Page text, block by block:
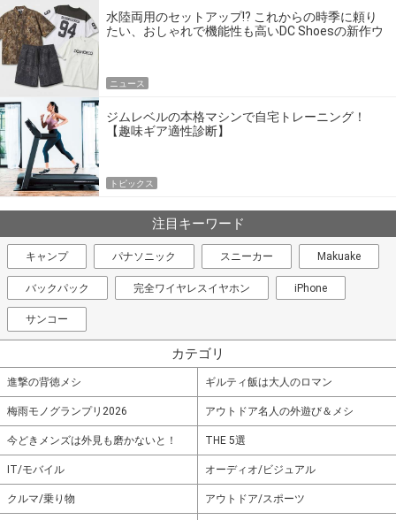
水陸両用のセットアップ!? これからの時季に頼り
たい、おしゃれで機能性も高いDC Shoesの新作ウ
ニュース
ジムレベルの本格マシンで自宅トレーニング！
【趣味ギア適性診断】
トピックス
注目キーワード
キャンプ パナソニック スニーカー Makuake
バックパック 完全ワイヤレスイヤホン iPhone
サンコー
カテゴリ
進撃の背徳メシ ギルティ飯は大人のロマン
梅雨モノグランプリ2026 アウトドア名人の外遊び＆メシ
今どきメンズは外見も磨かないと！ THE 5選
IT/モバイル オーディオ/ビジュアル
クルマ/乗り物 アウトドア/スポーツ